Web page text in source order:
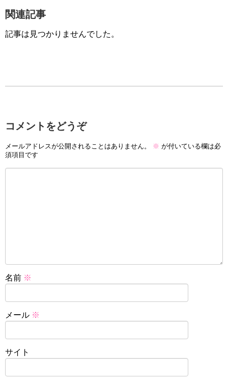
関連記事
記事は見つかりませんでした。
コメントをどうぞ
メールアドレスが公開されることはありません。 ※ が付いている欄は必
須項目です
名前 ※
メール ※
サイト